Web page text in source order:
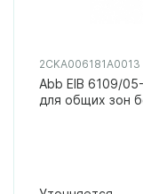
2CKA006181A0013
Abb EIB 6109/
для общих зон